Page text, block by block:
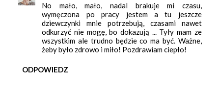
No mało, mało, nadal brakuje mi czasu,
wymęczona po pracy jestem a tu jeszcze
dziewczynki mnie potrzebują, czasami nawet
odkurzyć nie mogę, bo dokazują ... Tyły mam ze
wszystkim ale trudno będzie co ma być. Ważne,
żeby było zdrowo i miło! Pozdrawiam ciepło!
ODPOWIEDZ